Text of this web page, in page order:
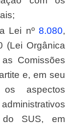
Lei nº8.080,
(Lei Orgânica
Comissões
e, em seu
aspectos
do SUS, em